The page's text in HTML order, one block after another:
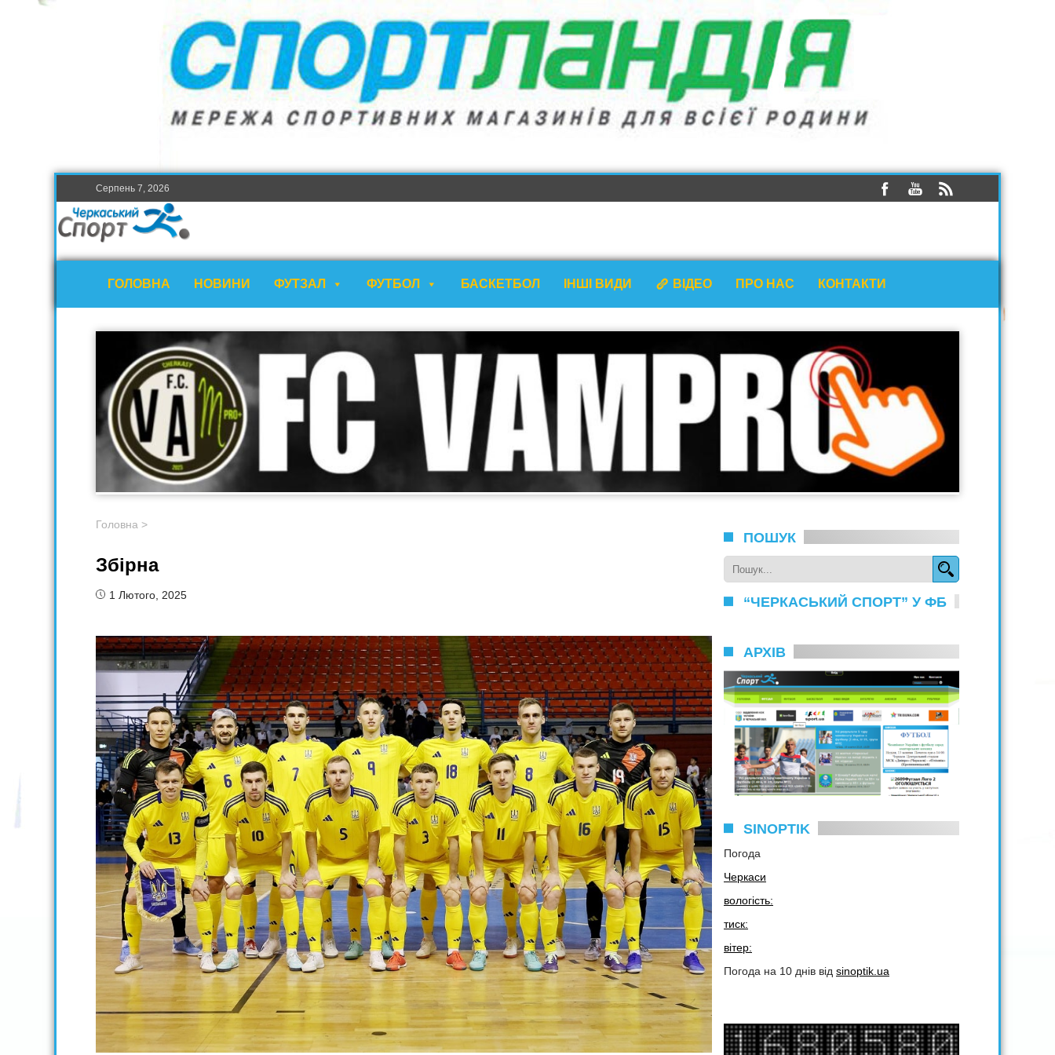
Серпень 7, 2026
ГОЛОВНА НОВИНИ ФУТЗАЛ ФУТБОЛ БАСКЕТБОЛ ІНШІ ВИДИ ВІДЕО ПРО НАС КОНТАКТИ
Головна >
Збірна
1 Лютого, 2025
ПОШУК
“ЧЕРКАСЬКИЙ СПОРТ” У ФБ
АРХІВ
SINOPTIK
Погода
Черкаси
вологість:
тиск:
вітер:
Погода на 10 днів від sinoptik.ua